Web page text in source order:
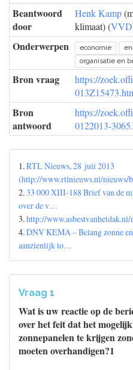
Beantwoord
door
Henk Kamp
klimaat) (VVD
Onderwerpen economie
organisatie en
Bron vraag
https://
Bron
antwoord
https://
0122013-
1.RTL Nieuws, 28 juli 2013
(http://www.rtlnieuws.nl/
2.33 000 XIII-188 Brief van de
over de v…
3.http://www.asbestvanhetdak.nl/
4.DNV KEMA – Belang zonne
aanzienlijk to…
Vraag 1
Wat is uw reactie op de
over het feit dat het
zonnepanelen te krijgen
moeten overhandigen?1